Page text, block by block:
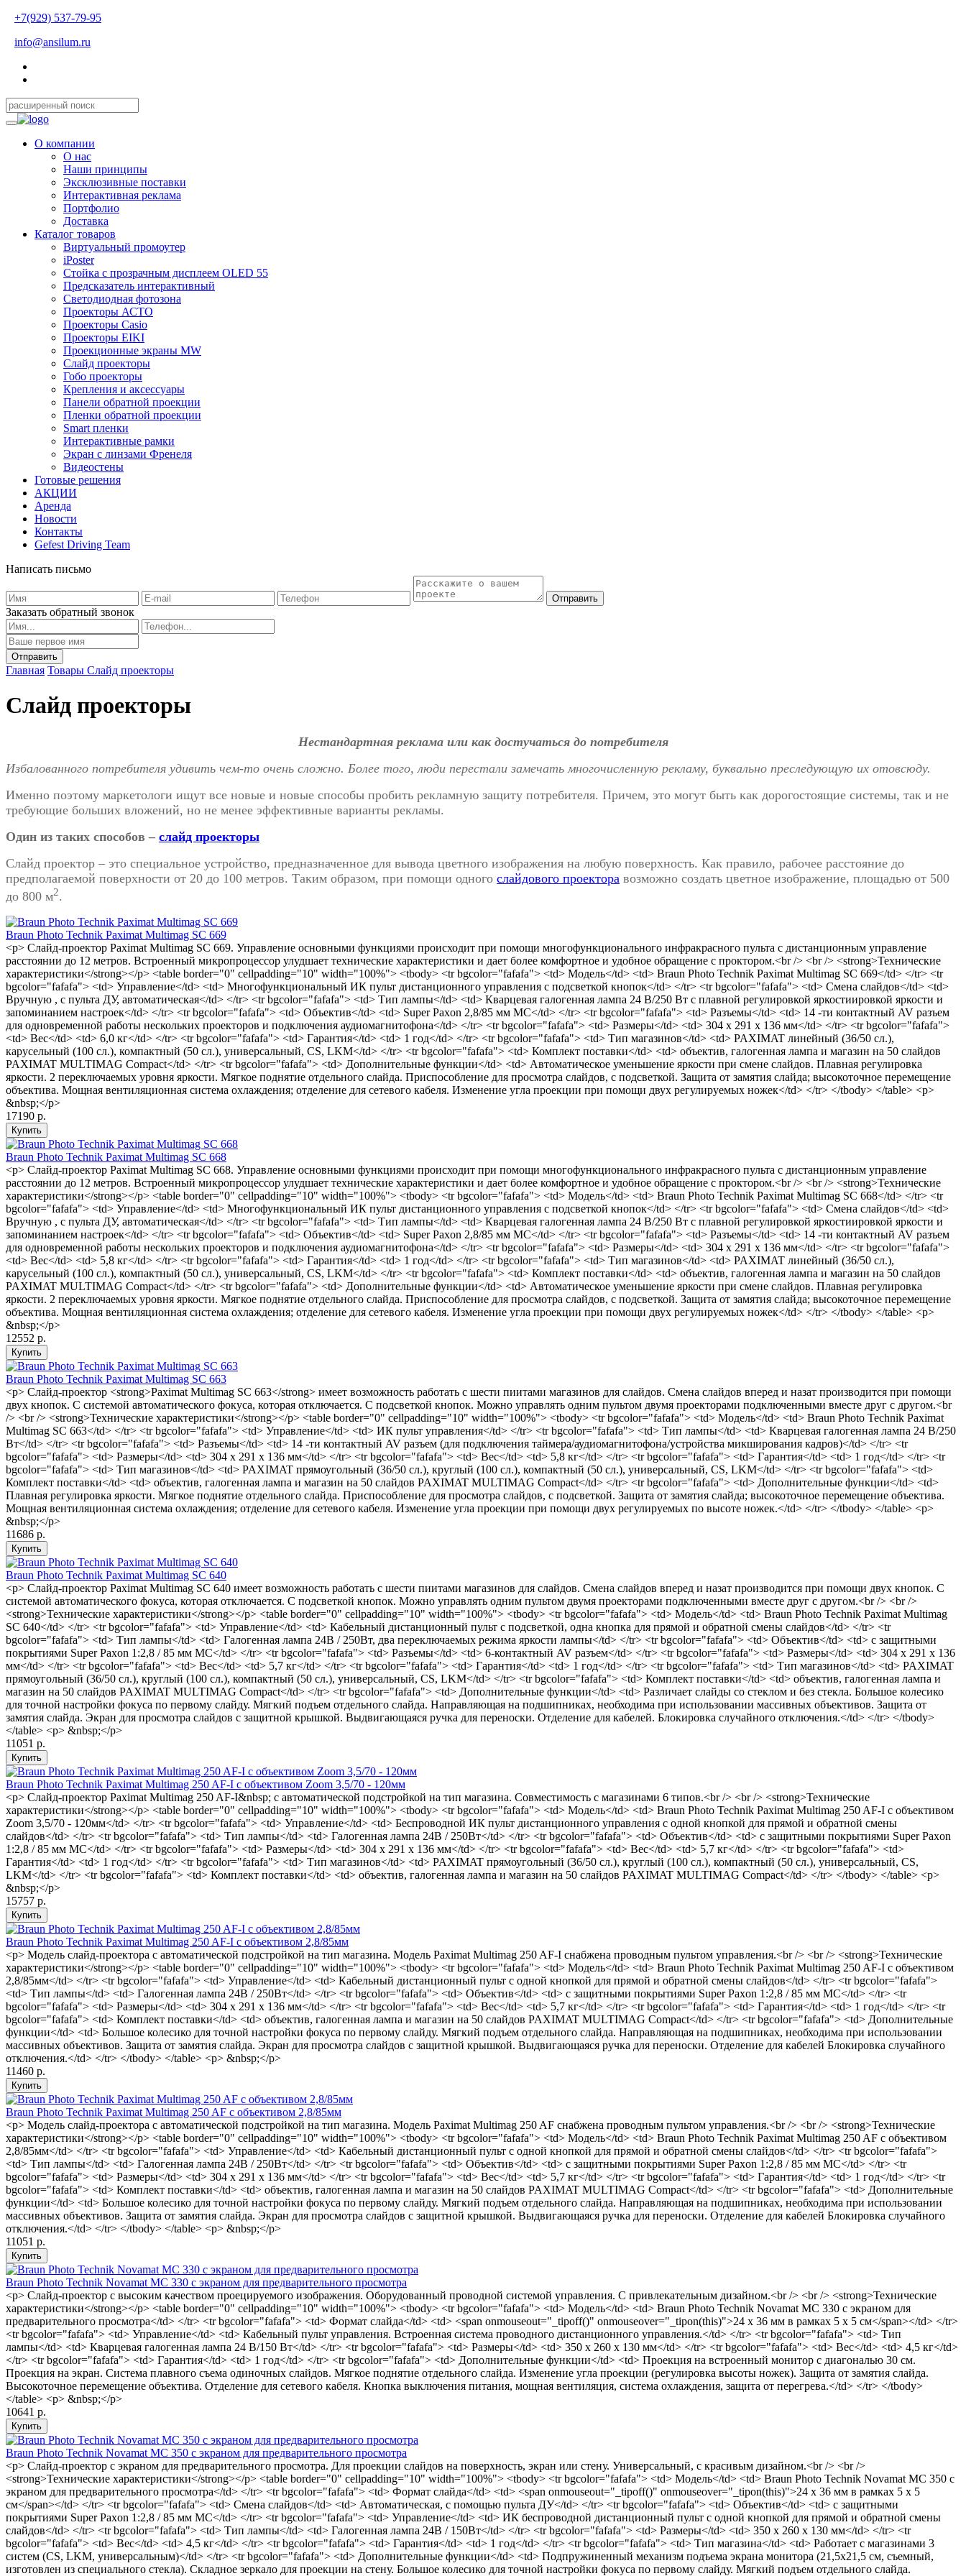
+7(929) 537-79-95
info@ansilum.ru
О компании
О нас
Наши принципы
Эксклюзивные поставки
Интерактивная реклама
Портфолио
Доставка
Каталог товаров
Виртуальный промоутер
iPoster
Стойка с прозрачным дисплеем OLED 55
Предсказатель интерактивный
Светодиодная фотозона
Проекторы АСТО
Проекторы Casio
Проекторы EIKI
Проекционные экраны MW
Слайд проекторы
Гобо проекторы
Крепления и аксессуары
Панели обратной проекции
Пленки обратной проекции
Smart пленки
Интерактивные рамки
Экран с линзами Френеля
Видеостены
Готовые решения
АКЦИИ
Аренда
Новости
Контакты
Gefest Driving Team
Написать письмо
Отправить
Заказать обратный звонок
Главная Товары Слайд проекторы
Слайд проекторы
Нестандартная реклама или как достучаться до потребителя
Избалованного потребителя удивить чем-то очень сложно. Более того, люди перестали замечать многочисленную рекламу, буквально преследующую их отовсюду.
Именно поэтому маркетологи ищут все новые и новые способы пробить рекламную защиту потребителя. Причем, это могут быть как дорогостоящие системы, так и не
требующие больших вложений, но не менее эффективные варианты рекламы.
Один из таких способов – слайд проекторы
Слайд проектор – это специальное устройство, предназначенное для вывода цветного изображения на любую поверхность. Как правило, рабочее расстояние до
предполагаемой поверхности от 20 до 100 метров. Таким образом, при помощи одного слайдового проектора возможно создать цветное изображение, площадью от 500
до 800 м2.
Braun Photo Technik Paximat Multimag SC 669
<p> Слайд-проектор Paximat Multimag SC 669. Управление основными функциями происходит при помощи многофункционального инфракрасного пульта с дистанционным управление
расстоянии до 12 метров. Встроенный микропроцессор улудшает технические характеристики и дает более комфортное и удобное обращение с проктором.<br /> <br /> <strong>Технические
характеристики</strong></p> <table border="0" cellpadding="10" width="100%"> <tbody> <tr bgcolor="fafafa"> <td> Модель</td> <td> Braun Photo Technik Paximat Multimag SC 669</td> </tr> <tr
bgcolor="fafafa"> <td> Управление</td> <td> Многофункциональный ИК пульт дистанционного управления с подсветкой кнопок</td> </tr> <tr bgcolor="fafafa"> <td> Смена слайдов</td> <td>
Вручную , с пульта ДУ, автоматическая</td> </tr> <tr bgcolor="fafafa"> <td> Тип лампы</td> <td> Кварцевая галогенная лампа 24 В/250 Вт с плавной регулировкой яркостиировкой яркости и
запоминанием настроек</td> </tr> <tr bgcolor="fafafa"> <td> Объектив</td> <td> Super Paxon 2,8/85 мм MC</td> </tr> <tr bgcolor="fafafa"> <td> Разъемы</td> <td> 14 -ти контактный AV разъем
для одновременной работы нескольких проекторов и подключения аудиомагнитофона</td> </tr> <tr bgcolor="fafafa"> <td> Размеры</td> <td> 304 x 291 x 136 мм</td> </tr> <tr bgcolor="fafafa">
<td> Вес</td> <td> 6,0 кг</td> </tr> <tr bgcolor="fafafa"> <td> Гарантия</td> <td> 1 год</td> </tr> <tr bgcolor="fafafa"> <td> Тип магазинов</td> <td> PAXIMAT линейный (36/50 сл.),
карусельный (100 сл.), компактный (50 сл.), универсальный, СS, LKM</td> </tr> <tr bgcolor="fafafa"> <td> Комплект поставки</td> <td> объектив, галогенная лампа и магазин на 50 слайдов
PAXIMAT MULTIMAG Compact</td> </tr> <tr bgcolor="fafafa"> <td> Дополнительные функции</td> <td> Автоматическое уменьшение яркости при смене слайдов. Плавная регулировка
яркости. 2 переключаемых уровня яркости. Мягкое поднятие отдельного слайда. Приспособление для просмотра слайдов, с подсветкой. Защита от замятия слайда; высокоточное перемещение
объектива. Мощная вентиляционная система охлаждения; отделение для сетевого кабеля. Изменение угла проекции при помощи двух регулируемых ножек</td> </tr> </tbody> </table> <p>
&nbsp;</p>
17190 р.
Braun Photo Technik Paximat Multimag SC 668
<p> Слайд-проектор Paximat Multimag SC 668. Управление основными функциями происходит при помощи многофункционального инфракрасного пульта с дистанционным управление
расстоянии до 12 метров. Встроенный микропроцессор улудшает технические характеристики и дает более комфортное и удобное обращение с проктором.<br /> <br /> <strong>Технические
характеристики</strong></p> <table border="0" cellpadding="10" width="100%"> <tbody> <tr bgcolor="fafafa"> <td> Модель</td> <td> Braun Photo Technik Paximat Multimag SC 668</td> </tr> <tr
bgcolor="fafafa"> <td> Управление</td> <td> Многофункциональный ИК пульт дистанционного управления с подсветкой кнопок</td> </tr> <tr bgcolor="fafafa"> <td> Смена слайдов</td> <td>
Вручную , с пульта ДУ, автоматическая</td> </tr> <tr bgcolor="fafafa"> <td> Тип лампы</td> <td> Кварцевая галогенная лампа 24 В/250 Вт с плавной регулировкой яркостиировкой яркости и
запоминанием настроек</td> </tr> <tr bgcolor="fafafa"> <td> Объектив</td> <td> Super Paxon 2,8/85 мм MC</td> </tr> <tr bgcolor="fafafa"> <td> Разъемы</td> <td> 14 -ти контактный AV разъем
для одновременной работы нескольких проекторов и подключения аудиомагнитофона</td> </tr> <tr bgcolor="fafafa"> <td> Размеры</td> <td> 304 x 291 x 136 мм</td> </tr> <tr bgcolor="fafafa">
<td> Вес</td> <td> 5,8 кг</td> </tr> <tr bgcolor="fafafa"> <td> Гарантия</td> <td> 1 год</td> </tr> <tr bgcolor="fafafa"> <td> Тип магазинов</td> <td> PAXIMAT линейный (36/50 сл.),
карусельный (100 сл.), компактный (50 сл.), универсальный, СS, LKM</td> </tr> <tr bgcolor="fafafa"> <td> Комплект поставки</td> <td> объектив, галогенная лампа и магазин на 50 слайдов
PAXIMAT MULTIMAG Compact</td> </tr> <tr bgcolor="fafafa"> <td> Дополнительные функции</td> <td> Автоматическое уменьшение яркости при смене слайдов. Плавная регулировка
яркости. 2 переключаемых уровня яркости. Мягкое поднятие отдельного слайда. Приспособление для просмотра слайдов, с подсветкой. Защита от замятия слайда; высокоточное перемещение
объектива. Мощная вентиляционная система охлаждения; отделение для сетевого кабеля. Изменение угла проекции при помощи двух регулируемых ножек</td> </tr> </tbody> </table> <p>
&nbsp;</p>
12552 р.
Braun Photo Technik Paximat Multimag SC 663
<p> Слайд-проектор <strong>Paximat Multimag SC 663</strong> имеет возможность работать с шести пиитами магазинов для слайдов. Смена слайдов вперед и назат производится при помощи
двух кнопок. С системой автоматического фокуса, которая отключается. С подсветкой кнопок. Можно управлять одним пультом двумя проекторами подключенными вместе друг с другом.<br
/> <br /> <strong>Технические характеристики</strong></p> <table border="0" cellpadding="10" width="100%"> <tbody> <tr bgcolor="fafafa"> <td> Модель</td> <td> Braun Photo Technik Paximat
Multimag SC 663</td> </tr> <tr bgcolor="fafafa"> <td> Управление</td> <td> ИК пульт управления</td> </tr> <tr bgcolor="fafafa"> <td> Тип лампы</td> <td> Кварцевая галогенная лампа 24 В/250
Вт</td> </tr> <tr bgcolor="fafafa"> <td> Разъемы</td> <td> 14 -ти контактный AV разъем (для подключения таймера/аудиомагнитофона/устройства микширования кадров)</td> </tr> <tr
bgcolor="fafafa"> <td> Размеры</td> <td> 304 x 291 x 136 мм</td> </tr> <tr bgcolor="fafafa"> <td> Вес</td> <td> 5,8 кг</td> </tr> <tr bgcolor="fafafa"> <td> Гарантия</td> <td> 1 год</td> </tr> <tr
bgcolor="fafafa"> <td> Тип магазинов</td> <td> PAXIMAT прямоугольный (36/50 сл.), круглый (100 сл.), компактный (50 сл.), универсальный, СS, LKM</td> </tr> <tr bgcolor="fafafa"> <td>
Комплект поставки</td> <td> объектив, галогенная лампа и магазин на 50 слайдов PAXIMAT MULTIMAG Compact</td> </tr> <tr bgcolor="fafafa"> <td> Дополнительные функции</td> <td>
Плавная регулировка яркости. Мягкое поднятие отдельного слайда. Приспособление для просмотра слайдов, с подсветкой. Защита от замятия слайда; высокоточное перемещение объектива.
Мощная вентиляционная система охлаждения; отделение для сетевого кабеля. Изменение угла проекции при помощи двух регулируемых по высоте ножек.</td> </tr> </tbody> </table> <p>
&nbsp;</p>
11686 р.
Braun Photo Technik Paximat Multimag SC 640
<p> Слайд-проектор Paximat Multimag SC 640 имеет возможность работать с шести пиитами магазинов для слайдов. Смена слайдов вперед и назат производится при помощи двух кнопок. С
системой автоматического фокуса, которая отключается. С подсветкой кнопок. Можно управлять одним пультом двумя проекторами подключенными вместе друг с другом.<br /> <br />
<strong>Технические характеристики</strong></p> <table border="0" cellpadding="10" width="100%"> <tbody> <tr bgcolor="fafafa"> <td> Модель</td> <td> Braun Photo Technik Paximat Multimag
SC 640</td> </tr> <tr bgcolor="fafafa"> <td> Управление</td> <td> Кабельный дистанционный пульт с подсветкой, одна кнопка для прямой и обратной смены слайдов</td> </tr> <tr
bgcolor="fafafa"> <td> Тип лампы</td> <td> Галогенная лампа 24В / 250Вт, два переключаемых режима яркости лампы</td> </tr> <tr bgcolor="fafafa"> <td> Объектив</td> <td> с защитными
покрытиями Super Paxon 1:2,8 / 85 мм MC</td> </tr> <tr bgcolor="fafafa"> <td> Разъемы</td> <td> 6-контактный AV разъем</td> </tr> <tr bgcolor="fafafa"> <td> Размеры</td> <td> 304 x 291 x 136
мм</td> </tr> <tr bgcolor="fafafa"> <td> Вес</td> <td> 5,7 кг</td> </tr> <tr bgcolor="fafafa"> <td> Гарантия</td> <td> 1 год</td> </tr> <tr bgcolor="fafafa"> <td> Тип магазинов</td> <td> PAXIMAT
прямоугольный (36/50 сл.), круглый (100 сл.), компактный (50 сл.), универсальный, СS, LKM</td> </tr> <tr bgcolor="fafafa"> <td> Комплект поставки</td> <td> объектив, галогенная лампа и
магазин на 50 слайдов PAXIMAT MULTIMAG Compact</td> </tr> <tr bgcolor="fafafa"> <td> Дополнительные функции</td> <td> Различает слайды со стеклом и без стекла. Большое колесико
для точной настройки фокуса по первому слайду. Мягкий подъем отдельного слайда. Направляющая на подшипниках, необходима при использовании массивных объективов. Защита от
замятия слайда. Экран для просмотра слайдов с защитной крышкой. Выдвигающаяся ручка для переноски. Отделение для кабелей. Блокировка случайного отключения.</td> </tr> </tbody>
</table> <p> &nbsp;</p>
11051 р.
Braun Photo Technik Paximat Multimag 250 AF-I с объективом Zoom 3,5/70 - 120мм
<p> Слайд-проектор Paximat Multimag 250 AF-I&nbsp; с автоматической подстройкой на тип магазина. Совместимость с магазинами 6 типов.<br /> <br /> <strong>Технические
характеристики</strong></p> <table border="0" cellpadding="10" width="100%"> <tbody> <tr bgcolor="fafafa"> <td> Модель</td> <td> Braun Photo Technik Paximat Multimag 250 AF-I с объективом
Zoom 3,5/70 - 120мм</td> </tr> <tr bgcolor="fafafa"> <td> Управление</td> <td> Беспроводной ИК пульт дистанционного управления с одной кнопкой для прямой и обратной смены
слайдов</td> </tr> <tr bgcolor="fafafa"> <td> Тип лампы</td> <td> Галогенная лампа 24В / 250Вт</td> </tr> <tr bgcolor="fafafa"> <td> Объектив</td> <td> с защитными покрытиями Super Paxon
1:2,8 / 85 мм MC</td> </tr> <tr bgcolor="fafafa"> <td> Размеры</td> <td> 304 x 291 x 136 мм</td> </tr> <tr bgcolor="fafafa"> <td> Вес</td> <td> 5,7 кг</td> </tr> <tr bgcolor="fafafa"> <td>
Гарантия</td> <td> 1 год</td> </tr> <tr bgcolor="fafafa"> <td> Тип магазинов</td> <td> PAXIMAT прямоугольный (36/50 сл.), круглый (100 сл.), компактный (50 сл.), универсальный, СS,
LKM</td> </tr> <tr bgcolor="fafafa"> <td> Комплект поставки</td> <td> объектив, галогенная лампа и магазин на 50 слайдов PAXIMAT MULTIMAG Compact</td> </tr> </tbody> </table> <p>
&nbsp;</p>
15757 р.
Braun Photo Technik Paximat Multimag 250 AF-I с объективом 2,8/85мм
<p> Модель слайд-проектора с автоматической подстройкой на тип магазина. Модель Paximat Multimag 250 AF-I снабжена проводным пультом управления.<br /> <br /> <strong>Технические
характеристики</strong></p> <table border="0" cellpadding="10" width="100%"> <tbody> <tr bgcolor="fafafa"> <td> Модель</td> <td> Braun Photo Technik Paximat Multimag 250 AF-I с объективом
2,8/85мм</td> </tr> <tr bgcolor="fafafa"> <td> Управление</td> <td> Кабельный дистанционный пульт с одной кнопкой для прямой и обратной смены слайдов</td> </tr> <tr bgcolor="fafafa">
<td> Тип лампы</td> <td> Галогенная лампа 24В / 250Вт</td> </tr> <tr bgcolor="fafafa"> <td> Объектив</td> <td> с защитными покрытиями Super Paxon 1:2,8 / 85 мм MC</td> </tr> <tr
bgcolor="fafafa"> <td> Размеры</td> <td> 304 x 291 x 136 мм</td> </tr> <tr bgcolor="fafafa"> <td> Вес</td> <td> 5,7 кг</td> </tr> <tr bgcolor="fafafa"> <td> Гарантия</td> <td> 1 год</td> </tr> <tr
bgcolor="fafafa"> <td> Комплект поставки</td> <td> объектив, галогенная лампа и магазин на 50 слайдов PAXIMAT MULTIMAG Compact</td> </tr> <tr bgcolor="fafafa"> <td> Дополнительные
функции</td> <td> Большое колесико для точной настройки фокуса по первому слайду. Мягкий подъем отдельного слайда. Направляющая на подшипниках, необходима при использовании
массивных объективов. Защита от замятия слайда. Экран для просмотра слайдов с защитной крышкой. Выдвигающаяся ручка для переноски. Отделение для кабелей Блокировка случайного
отключения.</td> </tr> </tbody> </table> <p> &nbsp;</p>
11460 р.
Braun Photo Technik Paximat Multimag 250 AF с объективом 2,8/85мм
<p> Модель слайд-проектора с автоматической подстройкой на тип магазина. Модель Paximat Multimag 250 AF снабжена проводным пультом управления.<br /> <br /> <strong>Технические
характеристики</strong></p> <table border="0" cellpadding="10" width="100%"> <tbody> <tr bgcolor="fafafa"> <td> Модель</td> <td> Braun Photo Technik Paximat Multimag 250 AF с объективом
2,8/85мм</td> </tr> <tr bgcolor="fafafa"> <td> Управление</td> <td> Кабельный дистанционный пульт с одной кнопкой для прямой и обратной смены слайдов</td> </tr> <tr bgcolor="fafafa">
<td> Тип лампы</td> <td> Галогенная лампа 24В / 250Вт</td> </tr> <tr bgcolor="fafafa"> <td> Объектив</td> <td> с защитными покрытиями Super Paxon 1:2,8 / 85 мм MC</td> </tr> <tr
bgcolor="fafafa"> <td> Размеры</td> <td> 304 x 291 x 136 мм</td> </tr> <tr bgcolor="fafafa"> <td> Вес</td> <td> 5,7 кг</td> </tr> <tr bgcolor="fafafa"> <td> Гарантия</td> <td> 1 год</td> </tr> <tr
bgcolor="fafafa"> <td> Комплект поставки</td> <td> объектив, галогенная лампа и магазин на 50 слайдов PAXIMAT MULTIMAG Compact</td> </tr> <tr bgcolor="fafafa"> <td> Дополнительные
функции</td> <td> Большое колесико для точной настройки фокуса по первому слайду. Мягкий подъем отдельного слайда. Направляющая на подшипниках, необходима при использовании
массивных объективов. Защита от замятия слайда. Экран для просмотра слайдов с защитной крышкой. Выдвигающаяся ручка для переноски. Отделение для кабелей Блокировка случайного
отключения.</td> </tr> </tbody> </table> <p> &nbsp;</p>
11051 р.
Braun Photo Technik Novamat MС 330 с экраном для предварительного просмотра
<p> Слайд-проектор с высоким качеством проецируемого изображения. Оборудованный проводной системой управления. С привлекательным дизайном.<br /> <br /> <strong>Технические
характеристики</strong></p> <table border="0" cellpadding="10" width="100%"> <tbody> <tr bgcolor="fafafa"> <td> Модель</td> <td> Braun Photo Technik Novamat MС 330 с экраном для
предварительного просмотра</td> </tr> <tr bgcolor="fafafa"> <td> Формат слайда</td> <td> <span onmouseout="_tipoff()" onmouseover="_tipon(this)">24 х 36 мм в рамках 5 х 5 см</span></td> </tr>
<tr bgcolor="fafafa"> <td> Управление</td> <td> Кабельный пульт управления. Встроенная система проводного дистанционного управления.</td> </tr> <tr bgcolor="fafafa"> <td> Тип
лампы</td> <td> Кварцевая галогенная лампа 24 В/150 Вт</td> </tr> <tr bgcolor="fafafa"> <td> Размеры</td> <td> 350 x 260 x 130 мм</td> </tr> <tr bgcolor="fafafa"> <td> Вес</td> <td> 4,5 кг</td>
</tr> <tr bgcolor="fafafa"> <td> Гарантия</td> <td> 1 год</td> </tr> <tr bgcolor="fafafa"> <td> Дополнительные функции</td> <td> Проекция на встроенный монитор с диагональю 30 см.
Проекция на экран. Система плавного съема одиночных слайдов. Mягкое поднятие отдельного слайда. Изменение угла проекции (регулировка высоты ножек). Защита от замятия слайда.
Высокоточное перемещение объектива. Отделение для сетевого кабеля. Кнопка выключения питания, мощная вентиляция, система охлаждения, защита от перегрева.</td> </tr> </tbody>
</table> <p> &nbsp;</p>
10641 р.
Braun Photo Technik Novamat MC 350 с экраном для предварительного просмотра
<p> Слайд-проектор с экраном для предварительного просмотра. Для проекции слайдов на поверхность, экран или стену. Универсальный, с красивым дизайном.<br /> <br />
<strong>Технические характеристики</strong></p> <table border="0" cellpadding="10" width="100%"> <tbody> <tr bgcolor="fafafa"> <td> Модель</td> <td> Braun Photo Technik Novamat MC 350 с
экраном для предварительного просмотра</td> </tr> <tr bgcolor="fafafa"> <td> Формат слайда</td> <td> <span onmouseout="_tipoff()" onmouseover="_tipon(this)">24 х 36 мм в рамках 5 х 5
см</span></td> </tr> <tr bgcolor="fafafa"> <td> Смена слайдов</td> <td> Автоматическая, с помощью пульта ДУ</td> </tr> <tr bgcolor="fafafa"> <td> Объектив</td> <td> с защитными
покрытиями Super Paxon 1:2,8 / 85 мм MC</td> </tr> <tr bgcolor="fafafa"> <td> Управление</td> <td> ИК беспроводной дистанционный пульт с одной кнопкой для прямой и обратной смены
слайдов</td> </tr> <tr bgcolor="fafafa"> <td> Тип лампы</td> <td> Галогенная лампа 24В / 150Вт</td> </tr> <tr bgcolor="fafafa"> <td> Размеры</td> <td> 350 x 260 x 130 мм</td> </tr> <tr
bgcolor="fafafa"> <td> Вес</td> <td> 4,5 кг</td> </tr> <tr bgcolor="fafafa"> <td> Гарантия</td> <td> 1 год</td> </tr> <tr bgcolor="fafafa"> <td> Тип магазина</td> <td> Работает с магазинами 3
систем (CS, LKM, универсальным)</td> </tr> <tr bgcolor="fafafa"> <td> Дополнительные функции</td> <td> Подпружиненный механизм подъема экрана монитора (21,5х21,5 см, съемный,
изготовлен из специального стекла). Складное зеркало для проекции на стену. Большое колесико для точной настройки фокуса по первому слайду. Мягкий подъем отдельного слайда.